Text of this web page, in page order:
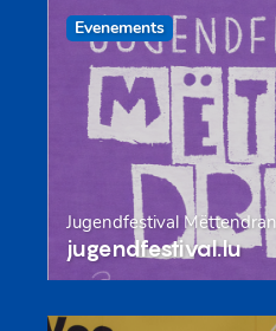
Evenements
Jugendfestival Mëttendran
jugendfestival.lu